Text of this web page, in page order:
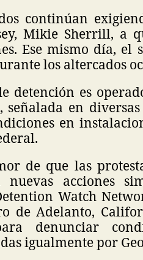
continúan
Mikie Sherrill, a
Ese mismo día,
los altercados
detención es
señalada en
en
de que las
nuevas acciones
Watch
de Adelanto,
denunciar
igualmente por